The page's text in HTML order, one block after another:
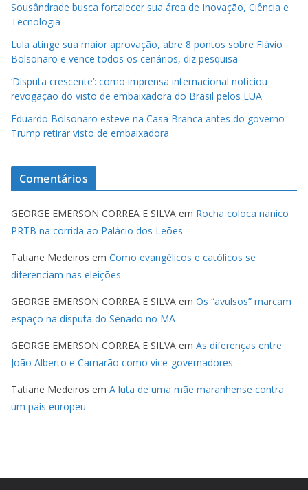
Sousândrade busca fortalecer sua área de Inovação, Ciência e
Tecnologia
Lula atinge sua maior aprovação, abre 8 pontos sobre Flávio
Bolsonaro e vence todos os cenários, diz pesquisa
‘Disputa crescente’: como imprensa internacional noticiou
revogação do visto de embaixadora do Brasil pelos EUA
Eduardo Bolsonaro esteve na Casa Branca antes do governo
Trump retirar visto de embaixadora
Comentários
GEORGE EMERSON CORREA E SILVA em Rocha coloca nanico
PRTB na corrida ao Palácio dos Leões
Tatiane Medeiros em Como evangélicos e católicos se
diferenciam nas eleições
GEORGE EMERSON CORREA E SILVA em Os “avulsos” marcam
espaço na disputa do Senado no MA
GEORGE EMERSON CORREA E SILVA em As diferenças entre
João Alberto e Camarão como vice-governadores
Tatiane Medeiros em A luta de uma mãe maranhense contra
um país europeu